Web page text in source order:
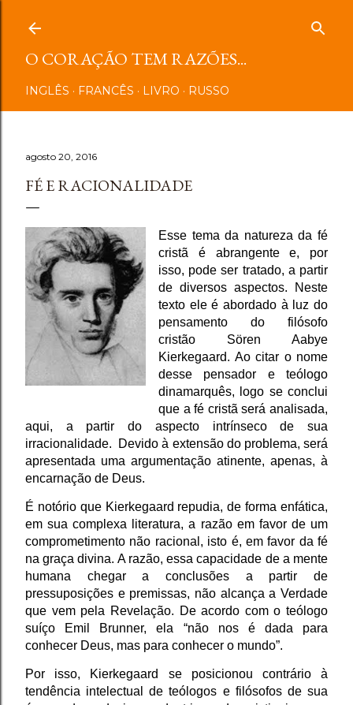
O CORAÇÃO TEM RAZÕES...
INGLÊS FRANCÊS LIVRO RUSSO
agosto 20, 2016
FÉ E RACIONALIDADE
Esse tema da natureza da fé
cristã é abrangente e, por
isso, pode ser tratado, a partir
de diversos aspectos. Neste
texto ele é abordado à luz do
pensamento do filósofo
cristão Sören Aabye
Kierkegaard. Ao citar o nome
desse pensador e teólogo
dinamarquês, logo se conclui
que a fé cristã será analisada,
aqui, a partir do aspecto intrínseco de sua
irracionalidade. Devido à extensão do problema, será
apresentada uma argumentação atinente, apenas, à
encarnação de Deus.
É notório que Kierkegaard repudia, de forma enfática,
em sua complexa literatura, a razão em favor de um
comprometimento não racional, isto é, em favor da fé
na graça divina. A razão, essa capacidade de a mente
humana chegar a conclusões a partir de
pressuposições e premissas, não alcança a Verdade
que vem pela Revelação. De acordo com o teólogo
suíço Emil Brunner, ela “não nos é dada para
conhecer Deus, mas para conhecer o mundo”.
Por isso, Kierkegaard se posicionou contrário à
tendência intelectual de teólogos e filósofos de sua